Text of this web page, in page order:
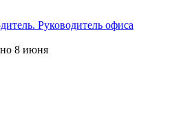
Руководитель офиса
8 июня